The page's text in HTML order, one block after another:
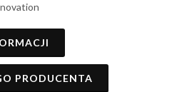
PRODUCENTA